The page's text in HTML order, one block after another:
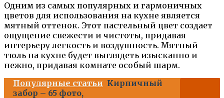
Одним из самых популярных и гармоничных
цветов для использования на кухне является
мятный оттенок. Этот пастельный цвет создает
ощущение свежести и чистоты, придавая
интерьеру легкость и воздушность. Мятный
тюль на кухне будет выглядеть изысканно и
нежно, придавая комнате особый шарм.
Популярные статьи Кирпичный
забор – 65 фото,